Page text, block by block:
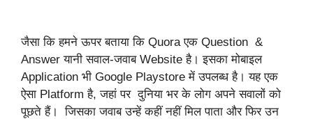
जैसा कि हमने ऊपर बताया कि Quora एक Question &
Answerयानी सवाल-जवाब Website है। इसका मोबाइल
Application भी Google Playstore में उपलब्ध है। यह एक
ऐसा Platform है, जहां पर दुनिया भर के लोग अपने सवालों को
पूछते हैं। जिसका जवाब उन्हें कहीं नहीं मिल पाता और फिर उन